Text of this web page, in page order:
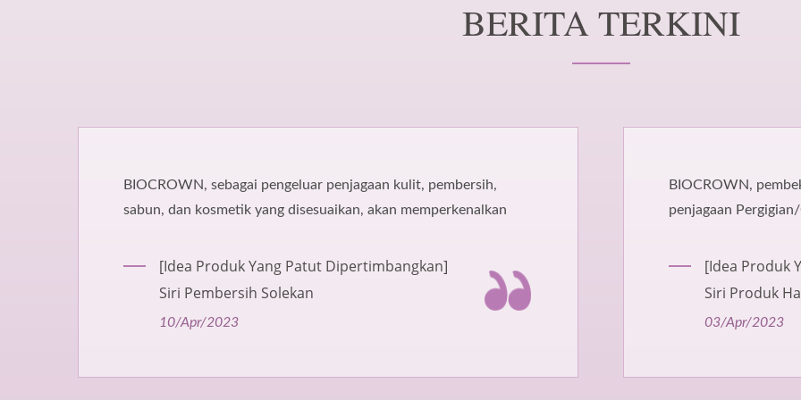
BERITA TERKINI
pengeluar penjagaan kulit, pembersih,
yang disesuaikan, akan memperkenalkan
Yang Patut Dipertimbangkan]
BIOCROWN, pembekal untuk penjagaan Haiwan
penjagaan Pergigian/Oral, penjagaan kaki untuk anjing
[Idea Produk Yang Patut Dipertimbangkan]
Siri Produk Haiwan Peliharaan